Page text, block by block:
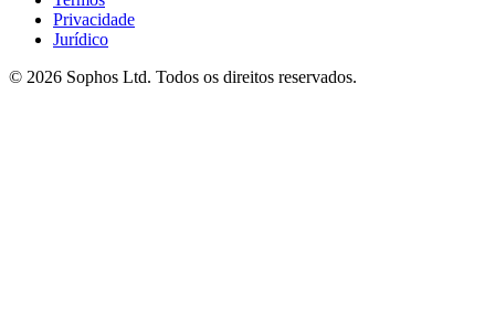
Privacidade
Jurídico
© 2026 Sophos Ltd. Todos os direitos reservados.